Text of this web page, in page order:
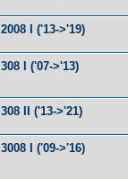
2008 I ('13->'19)
308 I ('07->'13)
308 II ('13->'21)
3008 I ('09->'16)